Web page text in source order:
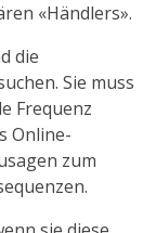
«Händlers».
die
Sie muss
Frequenz
Online-
zum